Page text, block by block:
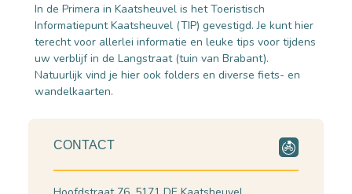
In de Primera in Kaatsheuvel is het Toeristisch
Informatiepunt Kaatsheuvel (TIP) gevestigd. Je kunt hier
terecht voor allerlei informatie en leuke tips voor tijdens
uw verblijf in de Langstraat (tuin van Brabant).
Natuurlijk vind je hier ook folders en diverse fiets- en
wandelkaarten.
CONTACT